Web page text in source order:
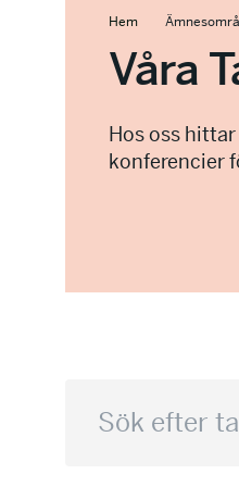
Hem
Våra
Hos oss
konferencier